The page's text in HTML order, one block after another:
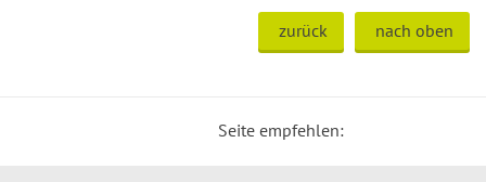
zurück nach oben
Seite empfehlen: